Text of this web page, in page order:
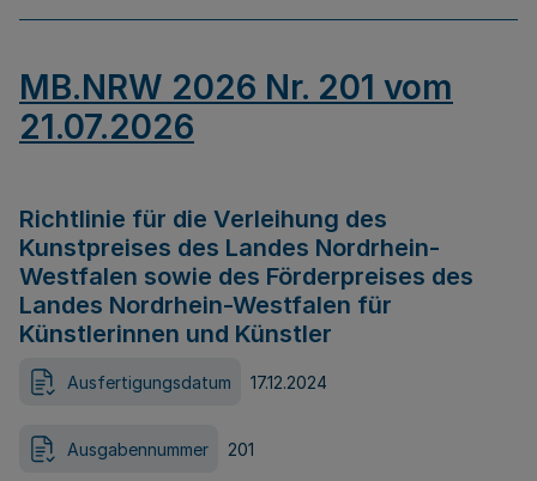
MB.NRW 2026 Nr. 201 vom
21.07.2026
Richtlinie für die Verleihung des
Kunstpreises des Landes Nordrhein-
Westfalen sowie des Förderpreises des
Landes Nordrhein-Westfalen für
Künstlerinnen und Künstler
Ausfertigungsdatum 17.12.2024
Ausgabennummer 201